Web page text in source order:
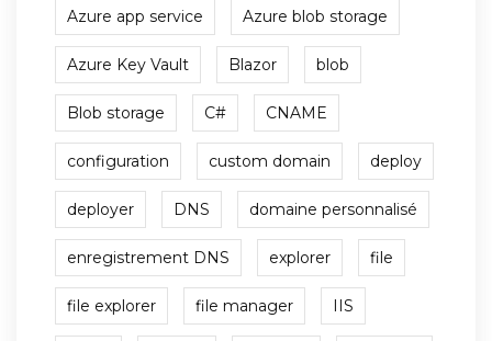
Azure app service Azure blob storage
Azure Key Vault Blazor blob
Blob storage C# CNAME
configuration custom domain deploy
deployer DNS domaine personnalisé
enregistrement DNS explorer file
file explorer file manager IIS